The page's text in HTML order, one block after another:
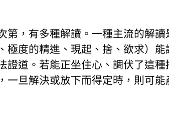
，有多種解讀。一種主流的解讀
度的精進、現起、捨、欲求）能
證道。若能正坐住心、調伏了這種
旦解決或放下而得定時，則可能